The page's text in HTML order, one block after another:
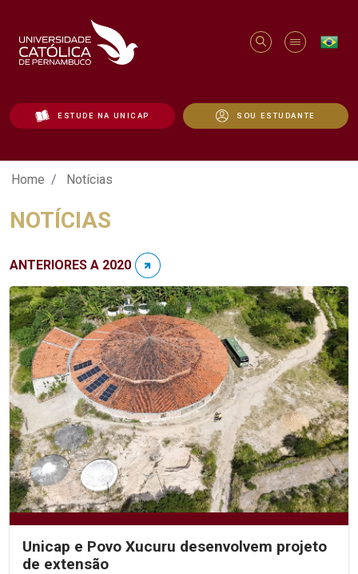
ESTUDE NA UNICAP SOU ESTUDANTE
Notícias - Unicap
Home Notícias
NOTÍCIAS
ANTERIORES A 2020
Unicap e Povo Xucuru desenvolvem projeto
de extensão